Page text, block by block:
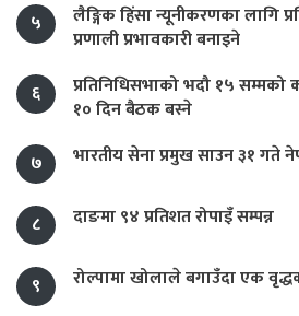
५
लैङ्गिक हिंसा न्यूनीकरणका लागि
प्रणाली प्रभावकारी बनाइने
६
प्रतिनिधिसभाको भदौ १५ सम्मको
१० दिन बैठक बस्ने
७
भारतीय सेना प्रमुख साउन ३१ गते
८ दाङमा ९४ प्रतिशत रोपाइँ सम्पन्न
९ रोल्पामा खोलाले बगाउँदा एक